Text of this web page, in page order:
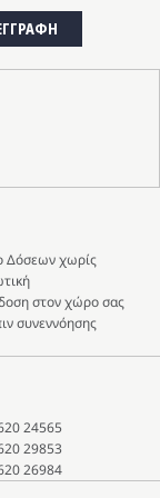
Δόσεων χωρίς
στον χώρο σας
συνεννόησης
24565
29853
26984